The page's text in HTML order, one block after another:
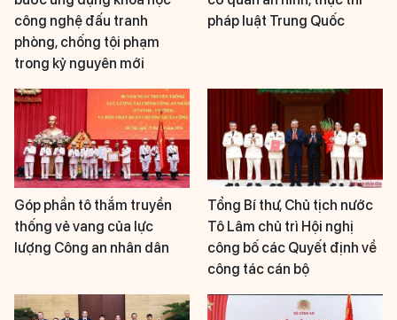
công nghệ đấu tranh
phòng, chống tội phạm
trong kỷ nguyên mới
pháp luật Trung Quốc
Góp phần tô thắm truyền
thống vẻ vang của lực
lượng Công an nhân dân
Tổng Bí thư, Chủ tịch nước
Tô Lâm chủ trì Hội nghị
công bố các Quyết định về
công tác cán bộ